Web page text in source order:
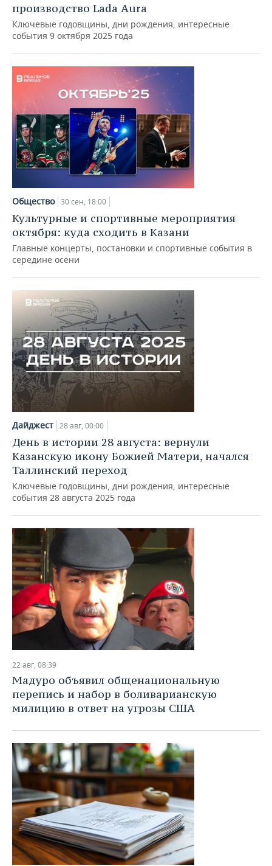
производство Lada Aura
Ключевые годовщины, дни рождения, интересные
события 9 октября 2025 года
Общество 30 сен, 18:00
Культурные и спортивные мероприятия
октября: куда сходить в Казани
Главные концерты, постановки и спортивные события в
середине осени
Дайджест 28 авг, 00:00
День в истории 28 августа: вернули
Казанскую икону Божией Матери, начался
Таллинский переход
Ключевые годовщины, дни рождения, интересные
события 28 августа 2025 года
22 авг, 08:39
Мадуро объявил общенациональную
перепись и набор в боливарианскую
милицию в ответ на угрозы США